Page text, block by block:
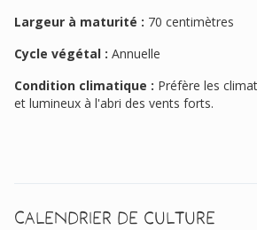
Largeur à maturité : 70 centimètres
Cycle végétal : Annuelle
Condition climatique : Préfère les
et lumineux à l'abri des vents forts.
Calendrier de culture